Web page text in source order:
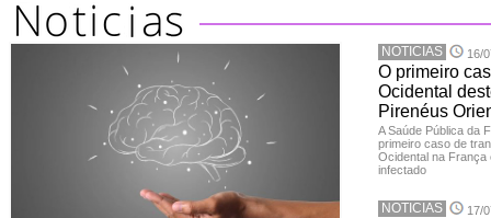
NOTICIAS 16/
O primeiro
Ocidental
Pirenéus
A Saúde Pública da
primeiro caso de
Ocidental na França
infectado
NOTICIAS 17/